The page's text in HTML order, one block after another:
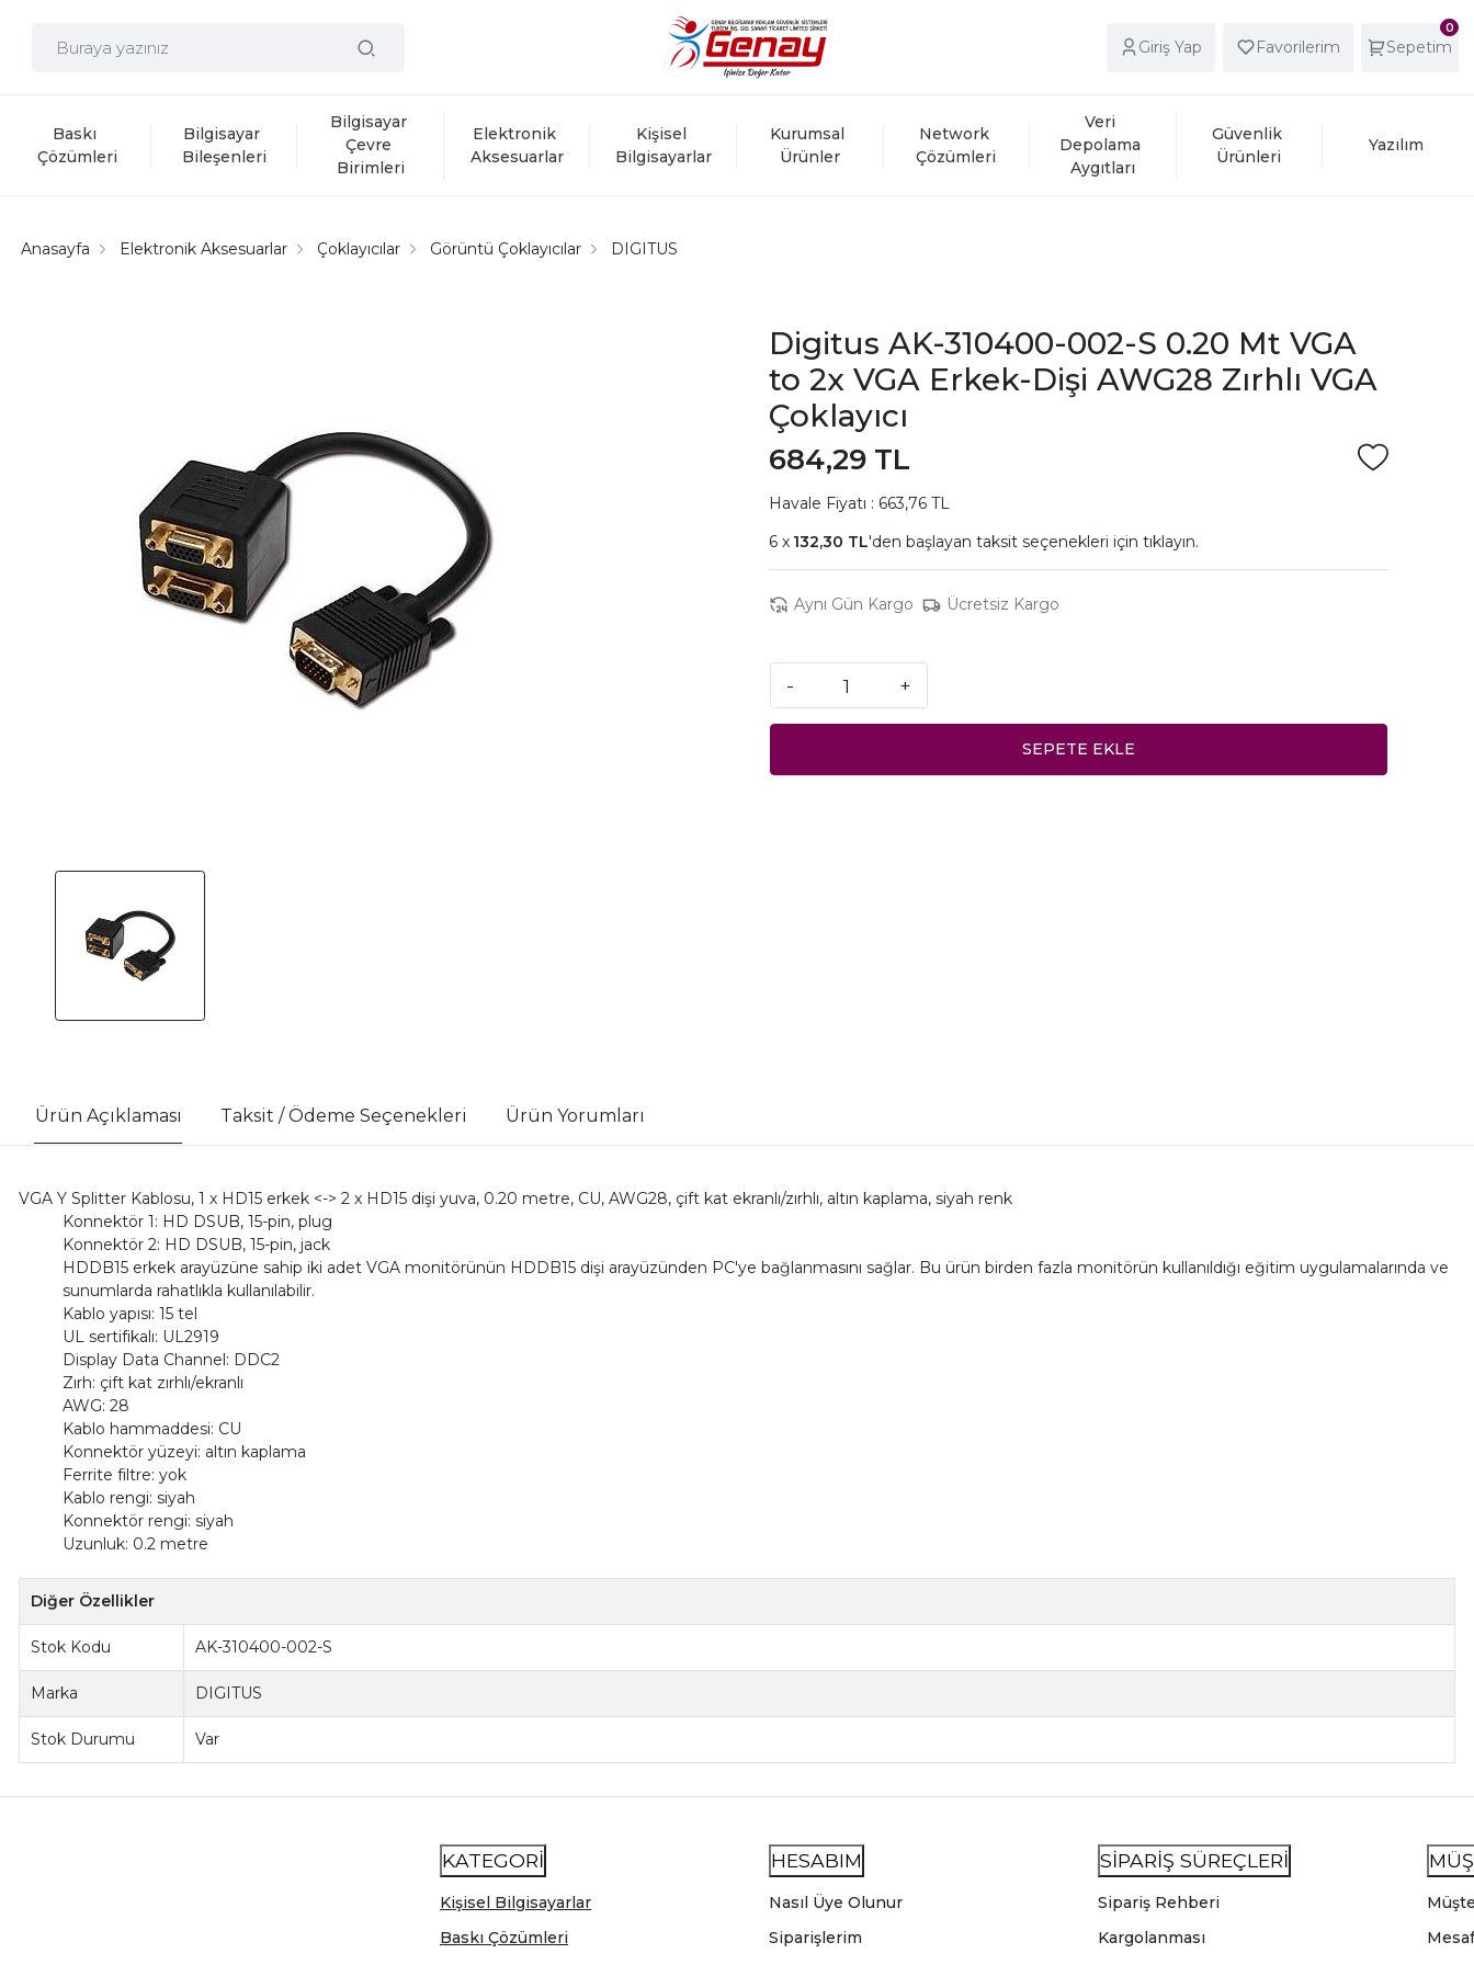
Giriş Yap Favorilerim
0
Sepetim
Baskı
Çözümleri
Bilgisayar
Bileşenleri
Bilgisayar
Çevre
Birimleri
Elektronik
Aksesuarlar
Kişisel
Bilgisayarlar
Kurumsal
Ürünler
Network
Çözümleri
Veri
Depolama
Aygıtları
Güvenlik
Ürünleri
Yazılım
Anasayfa Elektronik Aksesuarlar Çoklayıcılar Görüntü Çoklayıcılar DIGITUS
Digitus AK-310400-002-S 0.20 Mt VGA
to 2x VGA Erkek-Dişi AWG28 Zırhlı VGA
Çoklayıcı
684,29 TL
Havale Fiyatı : 663,76 TL
132,30 TL'den başlayan taksit seçenekleri için tıklayın.
Aynı Gün Kargo Ücretsiz Kargo
- +
SEPETE EKLE
Ürün Açıklaması Taksit / Ödeme Seçenekleri Ürün Yorumları
VGA Y Splitter Kablosu, 1 x HD15 erkek <-> 2 x HD15 dişi yuva, 0.20 metre, CU, AWG28, çift kat ekranlı/zırhlı, altın kaplama, siyah renk
Konnektör 1: HD DSUB, 15-pin, plug
Konnektör 2: HD DSUB, 15-pin, jack
HDDB15 erkek arayüzüne sahip iki adet VGA monitörünün HDDB15 dişi arayüzünden PC'ye bağlanmasını sağlar. Bu ürün birden fazla monitörün kullanıldığı eğitim uygulamalarında ve
sunumlarda rahatlıkla kullanılabilir.
Kablo yapısı: 15 tel
UL sertifikalı: UL2919
Display Data Channel: DDC2
Zırh: çift kat zırhlı/ekranlı
AWG: 28
Kablo hammaddesi: CU
Konnektör yüzeyi: altın kaplama
Ferrite filtre: yok
Kablo rengi: siyah
Konnektör rengi: siyah
Uzunluk: 0.2 metre
Diğer Özellikler
Stok Kodu AK-310400-002-S
Marka DIGITUS
Stok Durumu Var
KATEGORİ
Kişisel Bilgisayarlar
Baskı Çözümleri
HESABIM
Nasıl Üye Olunur
Siparişlerim
SİPARİŞ SÜREÇLERİ
Sipariş Rehberi
Kargolanması